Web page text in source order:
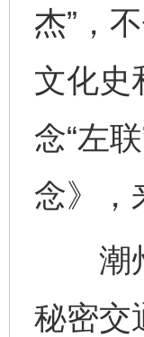
杰”，
文化史
念“左
念》，
潮州
秘密交